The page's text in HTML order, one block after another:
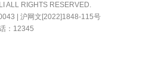
ALL RIGHTS RESERVED.
| 沪网文[2022]1848-115号
：12345